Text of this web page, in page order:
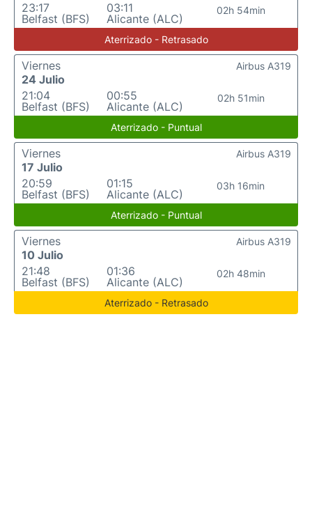
23:17
Belfast (BFS)
03:11
Alicante (ALC)
02h 54min
Aterrizado - Retrasado
Viernes
24 Julio
21:04
Belfast (BFS)
00:55
Alicante (ALC)
02h 51min
Airbus A319
Aterrizado - Puntual
Viernes
17 Julio
20:59
Belfast (BFS)
01:15
Alicante (ALC)
03h 16min
Airbus A319
Aterrizado - Puntual
Viernes
10 Julio
21:48
Belfast (BFS)
01:36
Alicante (ALC)
02h 48min
Airbus A319
Aterrizado - Retrasado